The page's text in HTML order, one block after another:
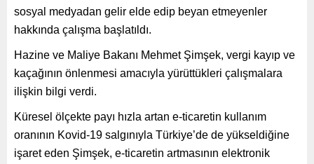
sosyal medyadan gelir elde edip beyan etmeyenler
hakkında çalışma başlatıldı.
Hazine ve Maliye Bakanı Mehmet Şimşek, vergi kayıp ve
kaçağının önlenmesi amacıyla yürüttükleri çalışmalara
ilişkin bilgi verdi.
Küresel ölçekte payı hızla artan e-ticaretin kullanım
oranının Kovid-19 salgınıyla Türkiye’de de yükseldiğine
işaret eden Şimşek, e-ticaretin artmasının elektronik